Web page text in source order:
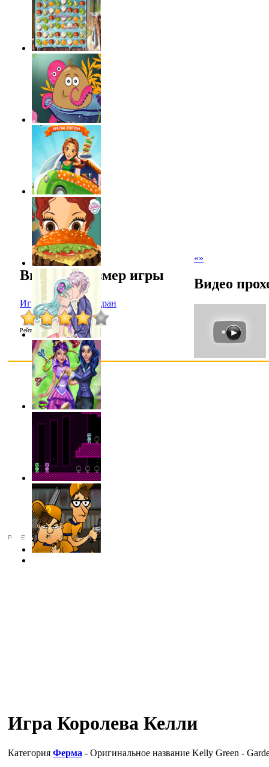
«»
Выбрать размер игры
Играть в полный экран
Рейтинг :4.2/ 64
Видео
РЕКЛАМА
Игра Королева Келли
Категория Ферма - Оригинальное название Kelly Green -